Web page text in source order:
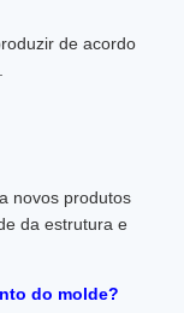
de acordo
novos produtos
da estrutura e
do molde?